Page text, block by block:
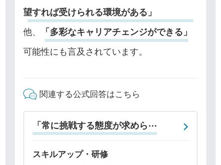
望すれば受けられる環境がある」
他、
「多彩なキャリアチェンジができる」
可能性にも言及されています。
関連する公式回答はこちら
「常に挑戦する態度が求めら⋯
スキルアップ・研修